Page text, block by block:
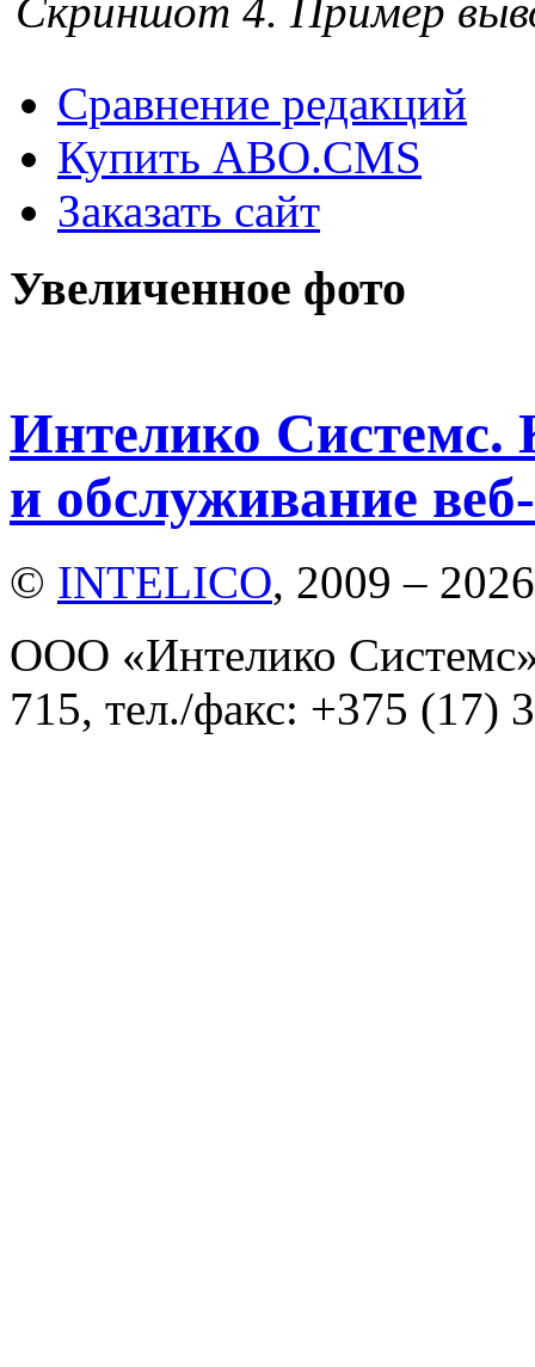
Скриншот 4. Пример
Сравнение редакций
Купить ABO.CMS
Заказать сайт
Увеличенное фото
Интелико Системс.
и обслуживание
© INTELICO, 2009 – 2026
ООО «Интелико
715, тел./факс: +375 (17)